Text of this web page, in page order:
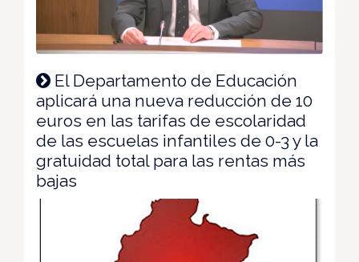
El Departamento de Educación
aplicará una nueva reducción de 10
euros en las tarifas de escolaridad
de las escuelas infantiles de 0-3 y la
gratuidad total para las rentas más
bajas